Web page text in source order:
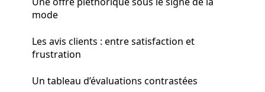
mode
Les avis clients : entre satisfaction et
frustration
Un tableau d’évaluations contrastées